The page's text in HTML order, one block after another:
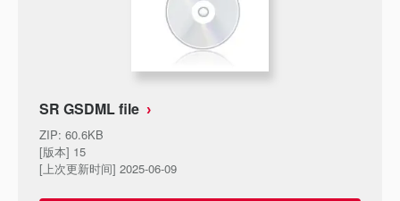
SR GSDML file
ZIP: 60.6KB
[版本] 15
[上次更新时间] 2025-06-09